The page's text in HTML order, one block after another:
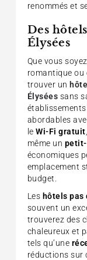
renommés et
Des
Élysées
Que vous
romantique ou
trouver un
Élysées sans
abordables
leWi-Fi gratuit
même un
économiques
emplacement
budget.
Les hôtels pas
souvent un
trouverez des
chaleureux et
tels qu’une
réductions sur